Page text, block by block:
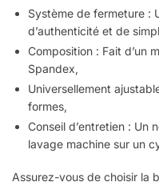
Système de fermeture :
d’authenticité et de
Composition : Fait d’un
Spandex,
Universellement
formes,
Conseil d’entretien : Un
lavage machine sur un
Assurez-vous de choisir la